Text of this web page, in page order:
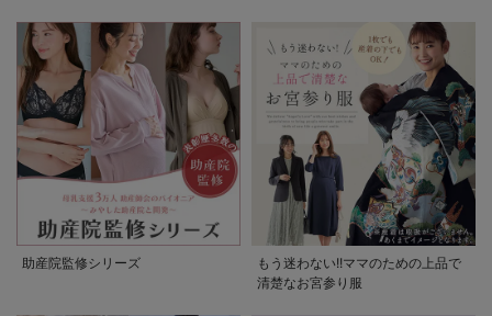
助産院監修シリーズ
もう迷わない!!ママのための上品で
清楚なお宮参り服